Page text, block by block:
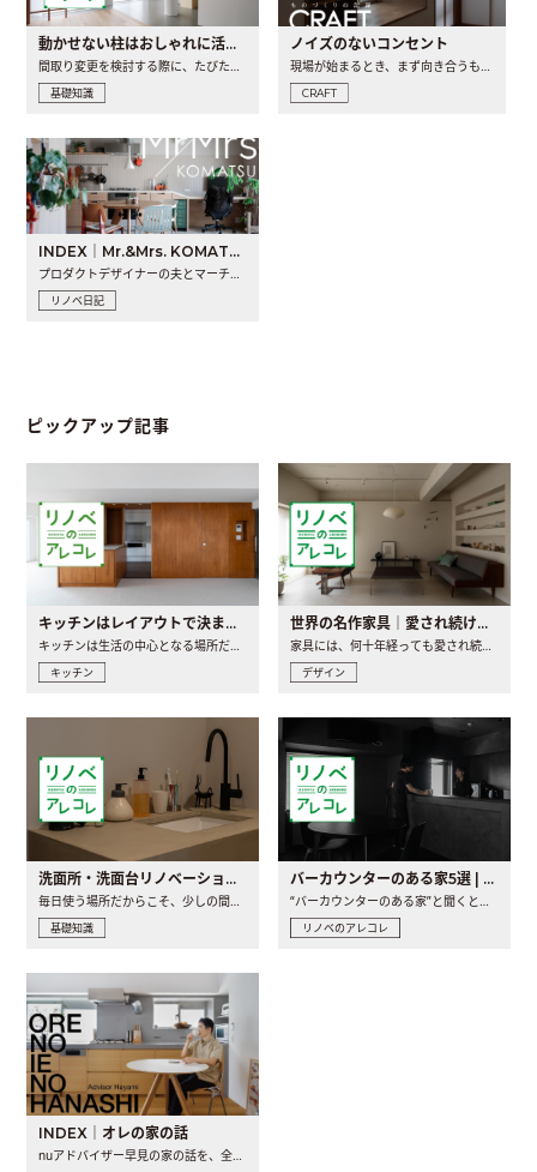
動かせない柱はおしゃれに活用！柱を魅せるリノベーション(リノベ)4選
基礎知識
ノイズのないコンセント
CRAFT
INDEX｜Mr.&Mrs. KOMATSU renovation diary
リノベ日記
ピックアップ記事
キッチンはレイアウトで決まる。後悔しないための考え方と選び方
キッチンは生活の中心となる場所だからこそ、家の中のどこに置..
キッチン
世界の名作家具｜愛され続ける理由と一生モノとの出会い方
家具には、何十年経っても愛され続ける「名作」と呼ばれるもの..
デザイン
洗面所・洗面台リノベーションの事例と間取りアイデア
基礎知識
バーカウンターのある家5選 | 日常に馴染む“距離の近い”キッチンとは
リノベのアレコレ
INDEX｜オレの家の話
nuアドバイザー早見の家の話を、全4話でお届け。リノベーションを..